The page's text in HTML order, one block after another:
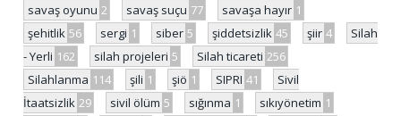
savaş oyunu 2 savaş suçu 77 savaşa hayır 1
şehitlik 56 sergi 1 siber 5 şiddetsizlik 45 şiir 4
Silah
- Yerli 162 silah projeleri 5 Silah ticareti 256
Silahlanma 114 şili 1 şiö 1 SIPRI 41
Sivil
İtaatsizlik 29 sivil ölüm 5 sığınma 1 sıkıyönetim 1